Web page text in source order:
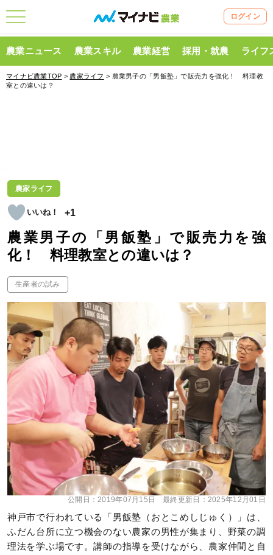
ログイン
農業ニュース 農業スキル 農業経営 採用・就農 ライフ
マイナビ農業TOP > 農家ライフ > 農業男子の「男飯塾」で販売力を強化！ 料理教
室との違いは？
農家ライフ
+1
農業男子の「男飯塾」で販売力を強
化！ 料理教室との違いは？
生産者の試み
公開日：2019年07月15日 最終更新日： 2025年12月01日
神戸市で行われている「男飯塾（おとこめしじゅく）」は、
ふだん台所に立つ機会のない農家の男性が集まり、野菜の調
理法を学ぶ場です。講師の指導を受けながら、農家仲間と自